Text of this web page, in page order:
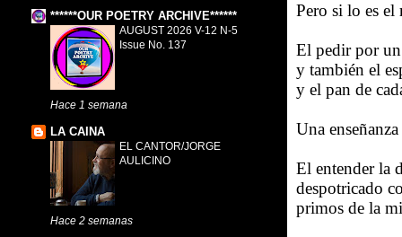
Pero si lo es
El pedir por
y también el
y el pan de
Una
El entender la
despotricado
primos de la
******OUR POETRY ARCHIVE******
AUGUST 2026 V-12 N-5
Issue No. 137
Hace 1 semana
LA CAINA
EL CANTOR/JORGE
AULICINO
Hace 2 semanas